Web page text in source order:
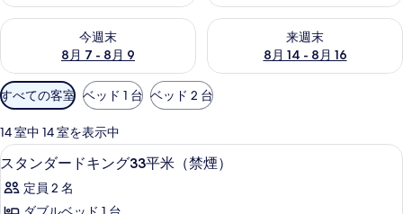
今週末
8月 7 - 8月 9
今週末 8月 7 - 8月 9 の空室状況をチェック
来週末
8月 14 - 8月 16
来週末 8月 14 - 8月 16 の空室
利
用
可
能
な
客
室
すべての客室 ベッド 1 台 ベッド 2 台
14 室中 14 室を表示中
ス
タ
ン
WiFi (無料)、アラーム付き時計、ベッ
1
スタンダードキング33平米（禁煙）
定員 2 名